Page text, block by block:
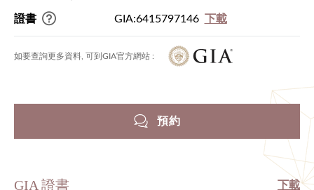
證書 GIA:6415797146 下載
如要查詢更多資料, 可到GIA官方網站 :
預約
GIA 證書 下載